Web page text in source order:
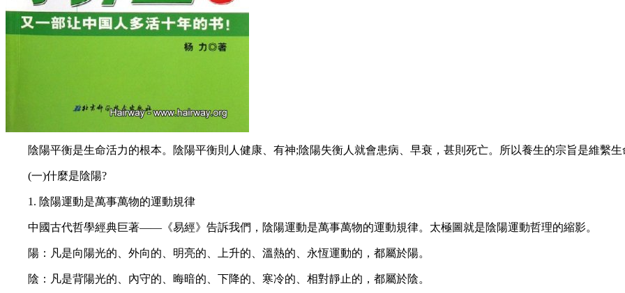
陰陽平衡是生命活力的根本。陰陽平衡則人健康、有神;陰陽失衡人就會患病、早衰，甚則死亡。所以養生的宗旨是維繫生
(一)什麼是陰陽?
1. 陰陽運動是萬事萬物的運動規律
中國古代哲學經典巨著——《易經》告訴我們，陰陽運動是萬事萬物的運動規律。太極圖就是陰陽運動哲理的縮影。
陽：凡是向陽光的、外向的、明亮的、上升的、溫熱的、永恆運動的，都屬於陽。
陰：凡是背陽光的、內守的、晦暗的、下降的、寒冷的、相對靜止的，都屬於陰。